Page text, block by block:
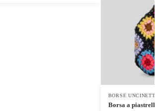
BORSE
Borsa a